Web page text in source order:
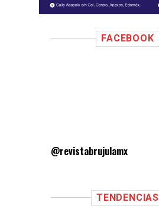
FACEBOOK
@revistabrujulamx
TENDENCIAS